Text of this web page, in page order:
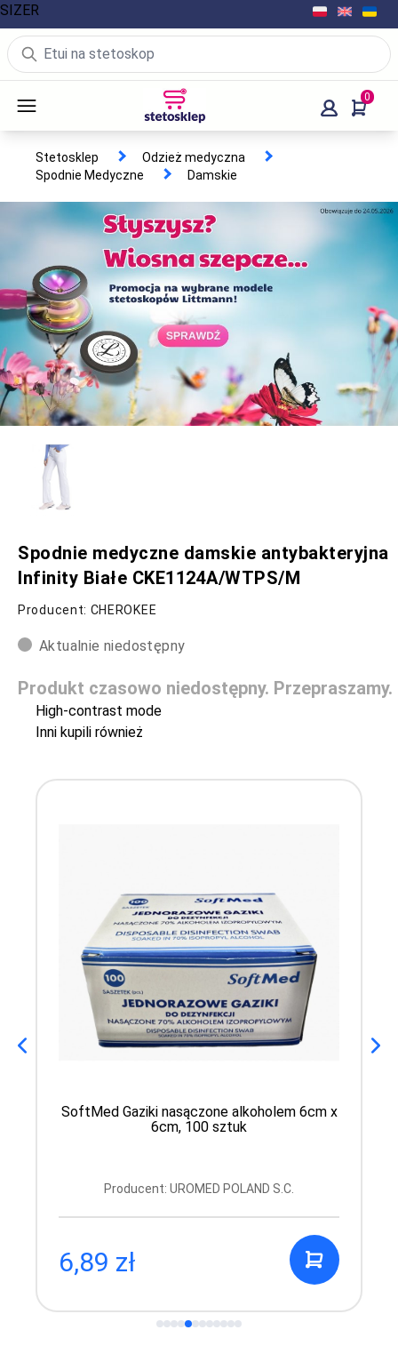
0
Stetosklep
Odzież medyczna
Spodnie Medyczne
Damskie
Spodnie medyczne damskie antybakteryjna
Infinity Białe CKE1124A/WTPS/M
Producent: CHEROKEE
Aktualnie niedostępny
Produkt czasowo niedostępny. Przepraszamy.
High-contrast mode
Inni kupili również
SoftMed Gaziki nasączone alkoholem 6cm x
6cm, 100 sztuk
Producent: UROMED POLAND S.C.
6,89 zł
SIZER